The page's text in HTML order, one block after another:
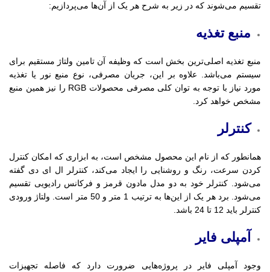
تقسیم می‌شوند که در زیر به شرح هر یک از آن‌ها می‌پردازیم:
منبع تغذیه
منبع تغذیه اصلی‌ترین بخش است که وظیفه آن تامین ولتاژ مستقیم برای
سیستم می‌باشد. علاوه بر این، جریان مصرفی، نوع منبع نور یا تغذیه
مورد نیاز با توجه به توان کلی مصرفی محصولات RGB را نیز همین منبع
مشخص خواهد کرد.
کنترلر
همانطور که از نام این محصول مشخص است، به ابزاری که امکان کنترل
کردن سرعت، رنگ و روشنایی را ایجاد می‌کند، کنترلر ال ای دی گفته
می‌شود. کنترلر خود به دو مدل مادون قرمز و فرکانس رادیویی تقسیم
می‌شود. برد هر یک از این‌ها به ترتیب 1 متر و 50 متر است. ولتاژ ورودی
کنترلر باید 12 تا 24 باشد.
آمپلی فایر
وجود آمپلی فایر در پروژه‌هایی ضرورت دارد که فاصله تجهیزات